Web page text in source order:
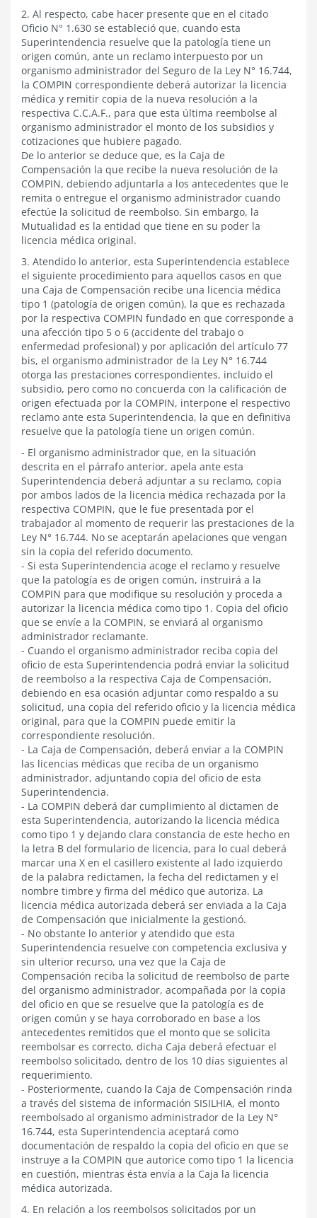
2. Al respecto, cabe hacer presente que en el citado
Oficio N° 1.630 se estableció que, cuando esta
Superintendencia resuelve que la patología tiene un
origen común, ante un reclamo interpuesto por un
organismo administrador del Seguro de la Ley N° 16.744,
la COMPIN correspondiente deberá autorizar la licencia
médica y remitir copia de la nueva resolución a la
respectiva C.C.A.F., para que esta última reembolse al
organismo administrador el monto de los subsidios y
cotizaciones que hubiere pagado.
De lo anterior se deduce que, es la Caja de
Compensación la que recibe la nueva resolución de la
COMPIN, debiendo adjuntarla a los antecedentes que le
remita o entregue el organismo administrador cuando
efectúe la solicitud de reembolso. Sin embargo, la
Mutualidad es la entidad que tiene en su poder la
licencia médica original.
3. Atendido lo anterior, esta Superintendencia establece
el siguiente procedimiento para aquellos casos en que
una Caja de Compensación recibe una licencia médica
tipo 1 (patología de origen común), la que es rechazada
por la respectiva COMPIN fundado en que corresponde a
una afección tipo 5 o 6 (accidente del trabajo o
enfermedad profesional) y por aplicación del artículo 77
bis, el organismo administrador de la Ley N° 16.744
otorga las prestaciones correspondientes, incluido el
subsidio, pero como no concuerda con la calificación de
origen efectuada por la COMPIN, interpone el respectivo
reclamo ante esta Superintendencia, la que en definitiva
resuelve que la patología tiene un origen común.
- El organismo administrador que, en la situación
descrita en el párrafo anterior, apela ante esta
Superintendencia deberá adjuntar a su reclamo, copia
por ambos lados de la licencia médica rechazada por la
respectiva COMPIN, que le fue presentada por el
trabajador al momento de requerir las prestaciones de la
Ley N° 16.744. No se aceptarán apelaciones que vengan
sin la copia del referido documento.
- Si esta Superintendencia acoge el reclamo y resuelve
que la patología es de origen común, instruirá a la
COMPIN para que modifique su resolución y proceda a
autorizar la licencia médica como tipo 1. Copia del oficio
que se envíe a la COMPIN, se enviará al organismo
administrador reclamante.
- Cuando el organismo administrador reciba copia del
oficio de esta Superintendencia podrá enviar la solicitud
de reembolso a la respectiva Caja de Compensación,
debiendo en esa ocasión adjuntar como respaldo a su
solicitud, una copia del referido oficio y la licencia médica
original, para que la COMPIN puede emitir la
correspondiente resolución.
- La Caja de Compensación, deberá enviar a la COMPIN
las licencias médicas que reciba de un organismo
administrador, adjuntando copia del oficio de esta
Superintendencia.
- La COMPIN deberá dar cumplimiento al dictamen de
esta Superintendencia, autorizando la licencia médica
como tipo 1 y dejando clara constancia de este hecho en
la letra B del formulario de licencia, para lo cual deberá
marcar una X en el casillero existente al lado izquierdo
de la palabra redictamen, la fecha del redictamen y el
nombre timbre y firma del médico que autoriza. La
licencia médica autorizada deberá ser enviada a la Caja
de Compensación que inicialmente la gestionó.
- No obstante lo anterior y atendido que esta
Superintendencia resuelve con competencia exclusiva y
sin ulterior recurso, una vez que la Caja de
Compensación reciba la solicitud de reembolso de parte
del organismo administrador, acompañada por la copia
del oficio en que se resuelve que la patología es de
origen común y se haya corroborado en base a los
antecedentes remitidos que el monto que se solicita
reembolsar es correcto, dicha Caja deberá efectuar el
reembolso solicitado, dentro de los 10 días siguientes al
requerimiento.
- Posteriormente, cuando la Caja de Compensación rinda
a través del sistema de información SISILHIA, el monto
reembolsado al organismo administrador de la Ley N°
16.744, esta Superintendencia aceptará como
documentación de respaldo la copia del oficio en que se
instruye a la COMPIN que autorice como tipo 1 la licencia
en cuestión, mientras ésta envía a la Caja la licencia
médica autorizada.
4. En relación a los reembolsos solicitados por un